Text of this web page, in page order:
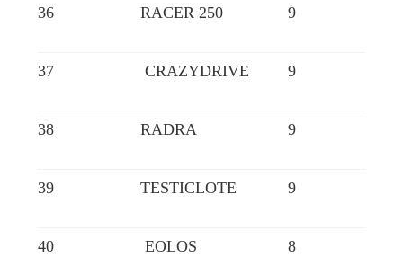
36 RACER 250 9
37 CRAZYDRIVE 9
38 RADRA 9
39 TESTICLOTE 9
40 EOLOS 8